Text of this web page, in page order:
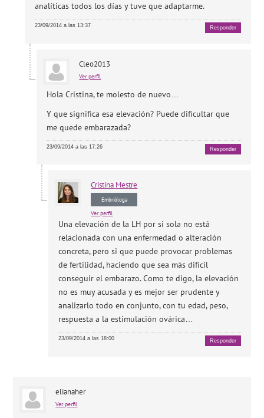
analíticas todos los días y tuve que adaptarme.
23/09/2014 a las 13:37 Responder
Cleo2013
Ver perfil
Hola Cristina, te molesto de nuevo…
Y que significa esa elevación? Puede dificultar que
me quede embarazada?
23/09/2014 a las 17:26 Responder
Cristina Mestre
Embrióloga
Ver perfil
Una elevación de la LH por si sola no está
relacionada con una enfermedad o alteración
concreta, pero si que puede provocar problemas
de fertilidad, haciendo que sea más difícil
conseguir el embarazo. Como te digo, la elevación
no es muy acusada y es mejor ser prudente y
analizarlo todo en conjunto, con tu edad, peso,
respuesta a la estimulación ovárica…
23/09/2014 a las 18:00 Responder
elianaher
Ver perfil